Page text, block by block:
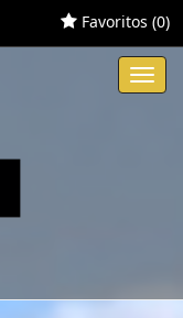
Favoritos (0)